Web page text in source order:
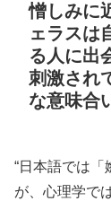
憎しみに
ェラスは
る人に出
刺激され
な意味合
“日本語では
が、心理学で